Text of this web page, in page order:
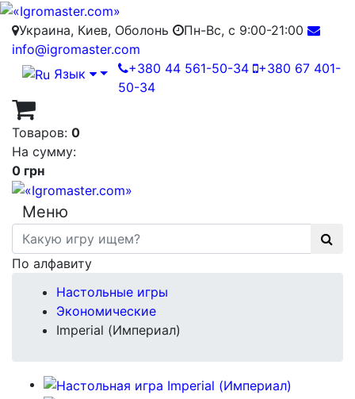
Украина, Киев, Оболонь
Пн-Вс, с 9:00-21:00
info@igromaster.com
Язык
+380 44 561-50-34 +380 67 401-
50-34
Товаров: 0
На сумму:
0 грн
Меню
По алфавиту
Настольные игры
Экономические
Imperial (Империал)